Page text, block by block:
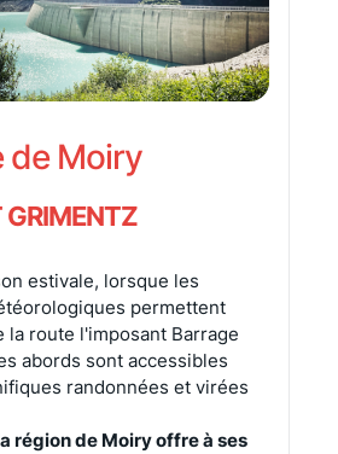
de Moiry
GRIMENTZ
estivale, lorsque les
permettent
la route l'imposant Barrage
abords sont accessibles
randonnées et virées
région de Moiry offre à ses